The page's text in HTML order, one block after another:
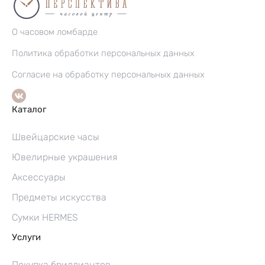
О часовом ломбарде
Политика обработки персональных данных
Согласие на обработку персональных данных
Каталог
Швейцарские часы
Ювелирные украшения
Аксессуары
Предметы искусства
Сумки HERMES
Услуги